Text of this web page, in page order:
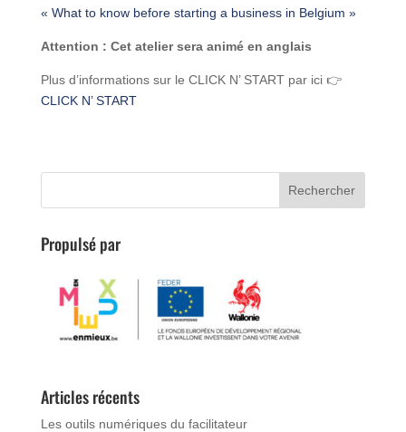
« What to know before starting a business in Belgium »
Attention : Cet atelier sera animé en anglais
Plus d’informations sur le CLICK N’ START par ici 👉
CLICK N’ START
Propulsé par
Articles récents
Les outils numériques du facilitateur